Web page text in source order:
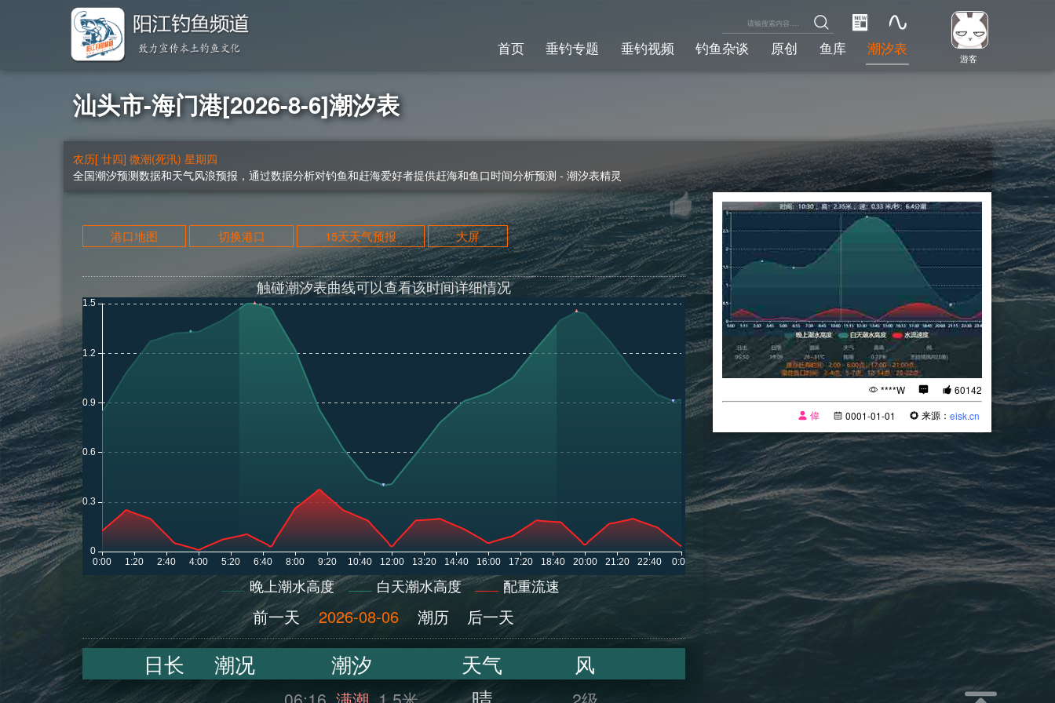
游客
首页 垂钓专题 垂钓视频 钓鱼杂谈 原创 鱼库 潮汐表
汕头市-海门港[2026-8-6]潮汐表
农历[ 廿四] 微潮(死汛) 星期四
全国潮汐预测数据和天气风浪预报，通过数据分析对钓鱼和赶海爱好者提供赶海和鱼口时间分析预测 - 潮汐表精灵
港口地图 切换港口 15天天气预报 大屏
触碰潮汐表曲线可以查看该时间详细情况
晚上潮水高度 白天潮水高度 配重流速
前一天 2026-08-06 潮历 后一天
日长 潮况 潮汐 天气 风
****W
60142
偉
0001-01-01 来源：eisk.cn